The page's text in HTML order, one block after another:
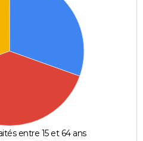
entre 15 et 64 ans